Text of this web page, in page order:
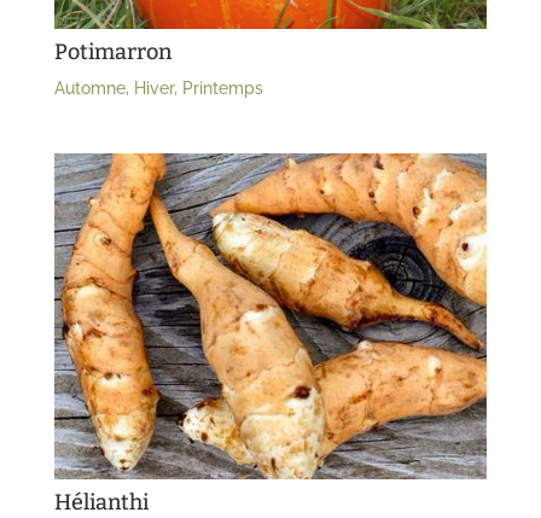
Potimarron
Automne, Hiver, Printemps
Hélianthi